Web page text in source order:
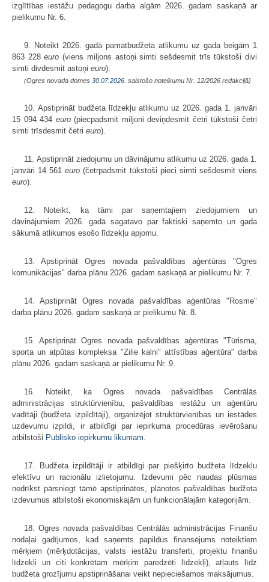
izglītības iestāžu pedagogu darba algām 2026. gadam saskaņā ar
pielikumu Nr. 6.
9. Noteikt 2026. gadā pamatbudžeta atlikumu uz gada beigām 1
863 228euro (viens miljons astoņi simti sešdesmit trīs tūkstoši divi
simti divdesmit astoņi euro).
(Ogres novada domes 30.07.2026. saistošo noteikumu Nr. 12/2026 redakcijā)
10. Apstiprināt budžeta līdzekļu atlikumu uz 2026. gada 1. janvāri
15 094 434 euro(piecpadsmit miljoni deviņdesmit četri tūkstoši četri
simti trīsdesmit četri euro).
11. Apstiprināt ziedojumu un dāvinājumu atlikumu uz 2026. gada 1.
janvāri 14 561euro (četrpadsmit tūkstoši pieci simti sešdesmit viens
euro).
12. Noteikt, ka tāmi par saņemtajiem ziedojumiem un
dāvinājumiem 2026. gadā sagatavo par faktiski saņemto un gada
sākumā atlikumos esošo līdzekļu apjomu.
13. Apstiprināt Ogres novada pašvaldības aģentūras "Ogres
komunikācijas" darba plānu 2026. gadam saskaņā ar pielikumu Nr. 7.
14. Apstiprināt Ogres novada pašvaldības aģentūras "Rosme"
darba plānu 2026. gadam saskaņā ar pielikumu Nr. 8.
15. Apstiprināt Ogres novada pašvaldības aģentūras "Tūrisma,
sporta un atpūtas kompleksa "Zilie kalni" attīstības aģentūra" darba
plānu 2026. gadam saskaņā ar pielikumu Nr. 9.
16. Noteikt, ka Ogres novada pašvaldības Centrālās
administrācijas struktūrvienību, pašvaldības iestāžu un aģentūru
vadītāji (budžeta izpildītāji), organizējot struktūrvienības un iestādes
uzdevumu izpildi, ir atbildīgi par iepirkuma procedūras ievērošanu
atbilstoši Publisko iepirkumu likumam
17. Budžeta izpildītāji ir atbildīgi par piešķirto budžeta līdzekļu
efektīvu un racionālu izlietojumu. Izdevumi pēc naudas plūsmas
nedrīkst pārsniegt tāmē apstiprinātos, plānotos pašvaldības budžeta
izdevumus atbilstoši ekonomiskajām un funkcionālajām kategorijām.
18. Ogres novada pašvaldības Centrālās administrācijas Finanšu
nodaļai gadījumos, kad saņemts papildus finansējums noteiktiem
mērķiem (mērķdotācijas, valsts iestāžu transferti, projektu finanšu
līdzekļi un citi konkrētam mērķim paredzēti līdzekļi), atļauts līdz
budžeta grozījumu apstiprināšanai veikt nepieciešamos maksājumus.